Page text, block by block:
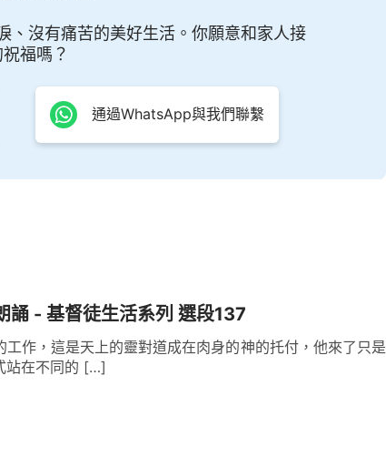
、沒有痛苦的美好生活。你願意和家人接
福嗎？
通過WhatsApp與我們聯繫
誦 - 基督徒生活系列 選段137
作，這是天上的靈對道成在肉身的神的托付，他來了只是
站在不同的 […]